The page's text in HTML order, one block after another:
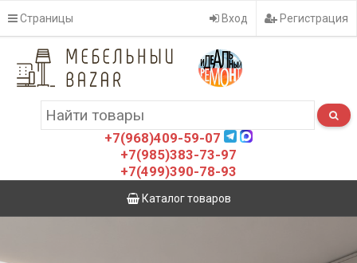
Страницы Вход Регистрация
+7(968)409-59-07
+7(985)383-73-97
+7(499)390-78-93
Каталог товаров